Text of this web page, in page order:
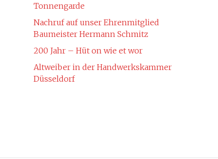
Tonnengarde
Nachruf auf unser Ehrenmitglied
Baumeister Hermann Schmitz
200 Jahr – Hüt on wie et wor
Altweiber in der Handwerkskammer
Düsseldorf